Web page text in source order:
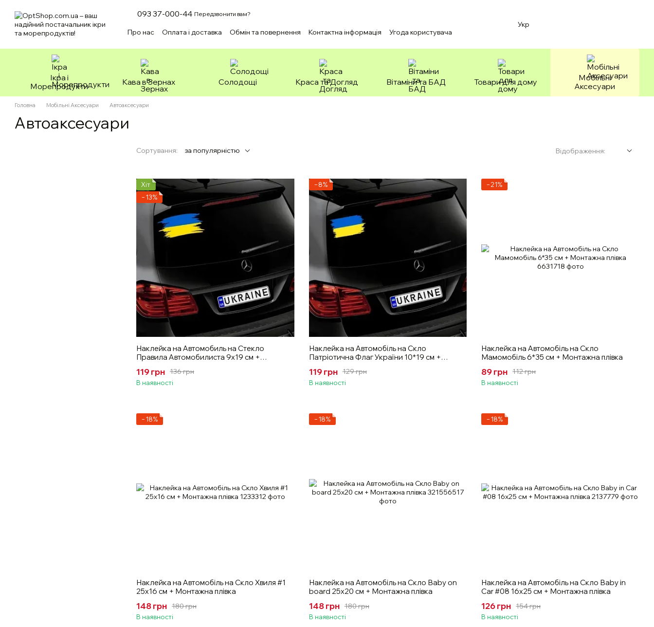
093 37-000-44 Передзвонити вам?
Про нас Оплата і доставка Обмін та повернення Контактна інформація
Угода користувача
Укр
Ікра і
Морепродукти
Кава в Зернах Солодощі Краса та Догляд Вітаміни та БАД Товари для дому
Мобільні
Аксесуари
Головна Мобільні Аксесуари Автоаксесуари
Автоаксесуари
Сортування: за популярністю Відображення:
Хіт
−13%
Наклейка на Автомобиль на Стекло
Правила Автомобилиста 9х19 см +
136 грн
119 грн
В наявності
−8%
Наклейка на Автомобіль на Скло
Патріотична Флаг України 10*19 см +
129 грн
119 грн
В наявності
−21%
Наклейка на Автомобіль на Скло
Мамомобіль 6*35 см + Монтажна плівка
112 грн
89 грн
В наявності
−18%
Наклейка на Автомобіль на Скло Хвиля #1
25х16 см + Монтажна плівка
180 грн
148 грн
В наявності
−18%
Наклейка на Автомобіль на Скло Вaby on
board 25х20 см + Монтажна плівка
180 грн
148 грн
В наявності
−18%
Наклейка на Автомобіль на Скло Вaby in
Car #08 16х25 см + Монтажна плівка
154 грн
126 грн
В наявності